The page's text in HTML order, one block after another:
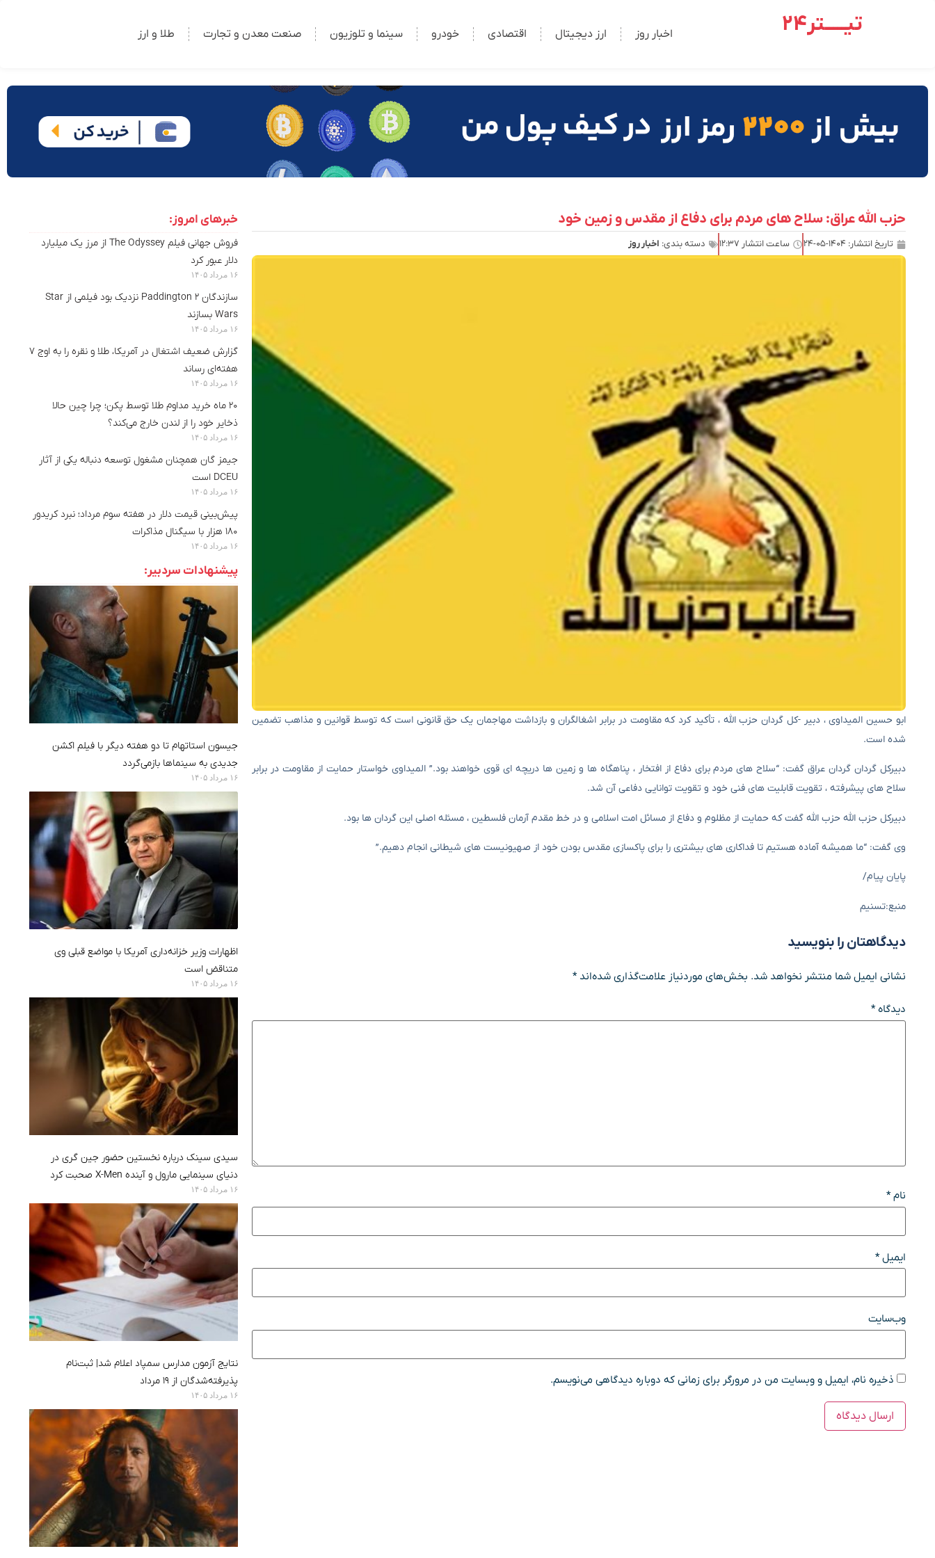
تیـــــتر24 اخبار روز ارز دیجیتال اقتصادی خودرو سینما و تلوزیون صنعت معدن و تجارت طلا و ارز
حزب الله عراق: سلاح های مردم برای دفاع از مقدس و زمین خود
تاریخ انتشار: ۱۴۰۴-۰۵-۲۴ ساعت انتشار ۱۲:۳۷ دسته بندی: اخبار روز
ابو حسین المیداوی ، دبیر -کل گردان حزب الله ، تأکید کرد که مقاومت در برابر اشغالگران و بازداشت مهاجمان یک حق قانونی است که توسط قوانین و مذاهب تضمین
شده است.
دبیرکل گردان گردان عراق گفت: “سلاح های مردم برای دفاع از افتخار ، پناهگاه ها و زمین ها دریچه ای قوی خواهند بود.” المیداوی خواستار حمایت از مقاومت در برابر
سلاح های پیشرفته ، تقویت قابلیت های فنی خود و تقویت توانایی دفاعی آن شد.
دبیرکل حزب الله حزب الله گفت که حمایت از مظلوم و دفاع از مسائل امت اسلامی و در خط مقدم آرمان فلسطین ، مسئله اصلی این گردان ها بود.
وی گفت: “ما همیشه آماده هستیم تا فداکاری های بیشتری را برای پاکسازی مقدس بودن خود از صهیونیست های شیطانی انجام دهیم.”
پایان پیام/
منبع:تسنیم
دیدگاهتان را بنویسید
نشانی ایمیل شما منتشر نخواهد شد. بخش‌های موردنیاز علامت‌گذاری شده‌اند*
دیدگاه*
نام*
ایمیل*
وب‌سایت
ذخیره نام، ایمیل و وبسایت من در مرورگر برای زمانی که دوباره دیدگاهی می‌نویسم.
خبرهای امروز:
فروش جهانی فیلم The Odyssey از مرز یک میلیارد
دلار عبور کرد
۱۶ مرداد ۱۴۰۵
سازندگان Paddington 2 نزدیک بود فیلمی از Star
Wars بسازند
۱۶ مرداد ۱۴۰۵
گزارش ضعیف اشتغال در آمریکا، طلا و نقره را به اوج ۷
هفته‌ای رساند
۱۶ مرداد ۱۴۰۵
۲۰ ماه خرید مداوم طلا توسط پکن؛ چرا چین حالا
ذخایر خود را از لندن خارج می‌کند؟
۱۶ مرداد ۱۴۰۵
جیمز گان همچنان مشغول توسعه دنباله یکی از آثار
DCEU است
۱۶ مرداد ۱۴۰۵
پیش‌بینی قیمت دلار در هفته سوم مرداد؛ نبرد کریدور
۱۸۰ هزار با سیگنال مذاکرات
۱۶ مرداد ۱۴۰۵
پیشنهادات سردبیر:
جیسون استاتهام تا دو هفته دیگر با فیلم اکشن
جدیدی به سینماها بازمی‌گردد
۱۶ مرداد ۱۴۰۵
اظهارات وزیر خزانه‌داری آمریکا با مواضع قبلی وی
متناقض است
۱۶ مرداد ۱۴۰۵
سیدی سینک درباره نخستین حضور جین گری در
دنیای سینمایی مارول و آینده X-Men صحبت کرد
۱۶ مرداد ۱۴۰۵
نتایج آزمون مدارس سمپاد اعلام شد| ثبت‌نام
پذیرفته‌شدگان از ۱۹ مرداد
۱۶ مرداد ۱۴۰۵